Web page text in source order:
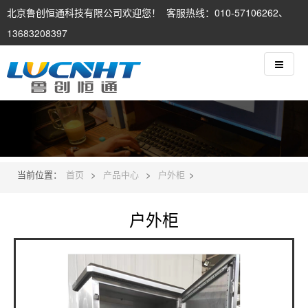
北京鲁创恒通科技有限公司欢迎您！ 客服热线：010-57106262、
13683208397
当前位置： 首页 >
户外柜
>
产品中心
>
户外柜